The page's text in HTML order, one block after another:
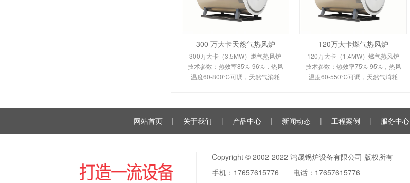
300 万大卡天然气热风炉
300万大卡（3.5MW）燃气热风炉
技术参数：热效率85%-96%，热风
温度60-800℃可调，天然气消耗
换热原理、间接换热技术及
120万大卡燃气热风炉
120万大卡（1.4MW）燃气热风炉
技术参数：热效率75%-95%，热风
温度60-550℃可调，天然气消耗
术及全自动控制。适用于
网站首页 | 关于我们 | 产品中心 | 新闻动态 | 工程案例 | 服务中心
Copyright © 2002-2022 鸿晟锅炉设备有限公司 版权所有
手机：17657615776 电话：17657615776